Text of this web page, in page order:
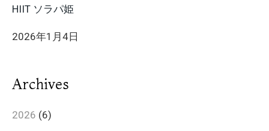
HIIT ソラパ姫
2026年1月4日
Archives
2026 (6)